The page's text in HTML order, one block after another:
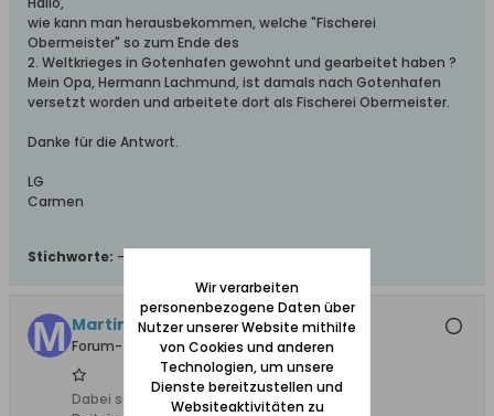
wie kann man herausbekommen, welche "Fischerei
Obermeister" so zum Ende des
2. Weltkrieges in Gotenhafen gewohnt und gearbeitet haben ?
Mein Opa, Hermann Lachmund, ist damals nach Gotenhafen
versetzt worden und arbeitete dort als Fischerei Obermeister.
Danke für die Antwort.
LG
Carmen
Stichworte: -
Martina.Detlefsen
Forum-Teilnehmer
Dabei seit:
28.05.2012
Wir verarbeiten
personenbezogene Daten über
Nutzer unserer Website mithilfe
von Cookies und anderen
Technologien, um unsere
Dienste bereitzustellen und
Websiteaktivitäten zu